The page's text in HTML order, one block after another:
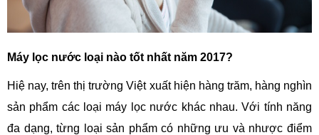
Máy lọc nước loại nào tốt nhất năm 2017?
Hiệ nay, trên thị trường Việt xuất hiện hàng trăm, hàng nghìn
sản phẩm các loại máy lọc nước khác nhau. Với tính năng
đa dạng, từng loại sản phẩm có những ưu và nhược điểm